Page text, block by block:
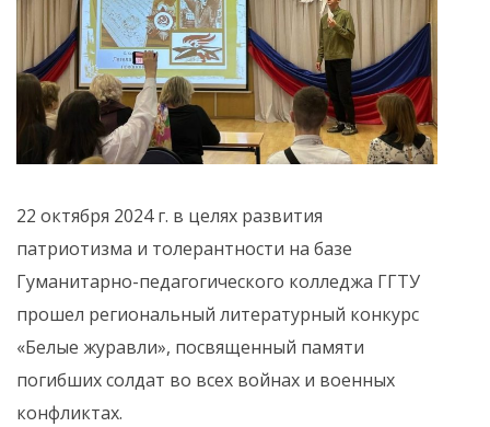
22 октября 2024 г. в целях развития
патриотизма и толерантности на базе
Гуманитарно-педагогического колледжа ГГТУ
прошел региональный литературный конкурс
«Белые журавли», посвященный памяти
погибших солдат во всех войнах и военных
конфликтах.